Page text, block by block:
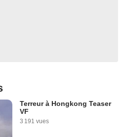
Terreur à Hongkong Teaser
VF
3 191 vues